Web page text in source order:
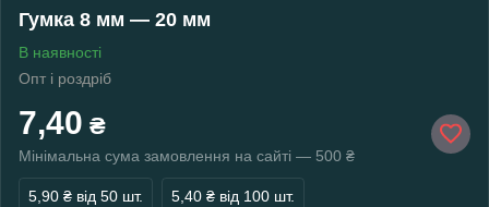
Гумка 8 мм — 20 мм
В наявності
Опт і роздріб
7,40 ₴
Мінімальна сума замовлення на сайті — 500 ₴
5,90 ₴ від 50 шт. 5,40 ₴ від 100 шт.